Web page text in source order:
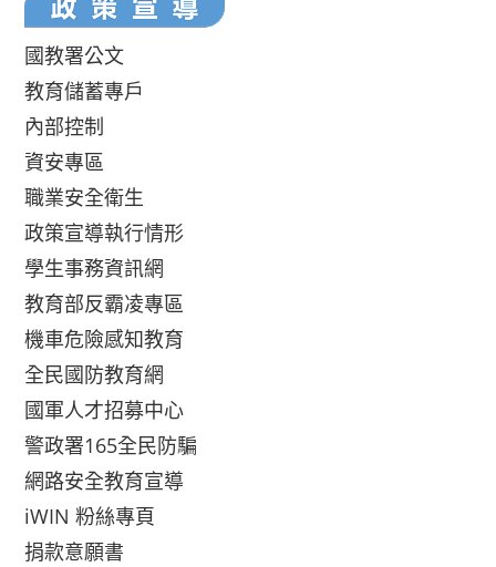
國教署公文
教育儲蓄專戶
內部控制
資安專區
職業安全衛生
政策宣導執行情形
學生事務資訊網
教育部反霸凌專區
機車危險感知教育
全民國防教育網
國軍人才招募中心
警政署165全民防騙
網路安全教育宣導
iWIN 粉絲專頁
捐款意願書